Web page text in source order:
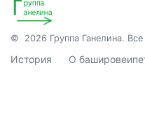
© 2026 Группа Ганелина.
История О